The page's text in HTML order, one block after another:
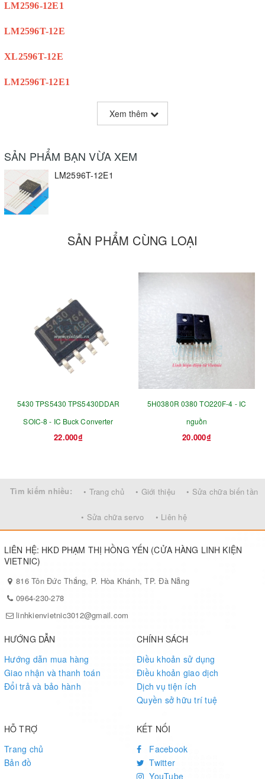
LM2596-12E1
LM2596T-12E
XL2596T-12E
LM2596T-12E1
Xem thêm
SẢN PHẨM BẠN VỪA XEM
LM2596T-12E1
SẢN PHẨM CÙNG LOẠI
5430 TPS5430 TPS5430DDAR
SOIC-8 - IC Buck Converter
22.000₫
5H0380R 0380 TO220F-4 - IC
nguồn
20.000₫
Tìm kiếm nhiều: • Trang chủ • Giới thiệu • Sửa chữa biến tần
• Sửa chữa servo • Liên hệ
LIÊN HỆ: HKD PHẠM THỊ HỒNG YẾN (CỬA HÀNG LINH KIỆN
VIETNIC)
816 Tôn Đức Thắng, P. Hòa Khánh, TP. Đà Nẵng
0964-230-278
linhkienvietnic3012@gmail.com
HƯỚNG DẪN
Hướng dẫn mua hàng
Giao nhận và thanh toán
Đổi trả và bảo hành
CHÍNH SÁCH
Điều khoản sử dụng
Điều khoản giao dịch
Dịch vụ tiện ích
Quyền sở hữu trí tuệ
HỖ TRỢ
Trang chủ
Bản đồ
KẾT NỐI
Facebook
Twitter
YouTube